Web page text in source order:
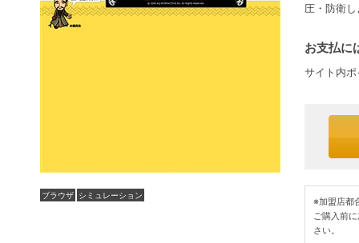
ブラウザ シミュレーション
圧・防衛
お支払に
サイト内
※加盟店都
ご購入前
さい。